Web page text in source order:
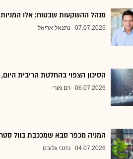
מנהל ההשקעות שבטוח: אלו
07.07.2026 נתנאל אריאל
הסיכון הצפוי בהחלטת הריבית
06.07.2026 רם מורי
המניה מכפר סבא שמככבת בוול
04.07.2026 כתבי גלובס